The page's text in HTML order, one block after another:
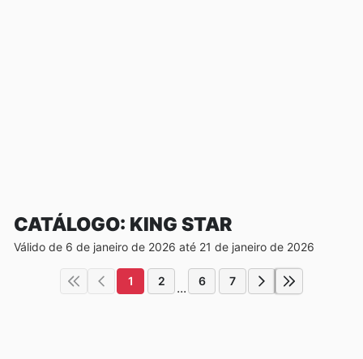
CATÁLOGO: KING STAR
Válido de 6 de janeiro de 2026 até 21 de janeiro de 2026
1 2 ... 6 7